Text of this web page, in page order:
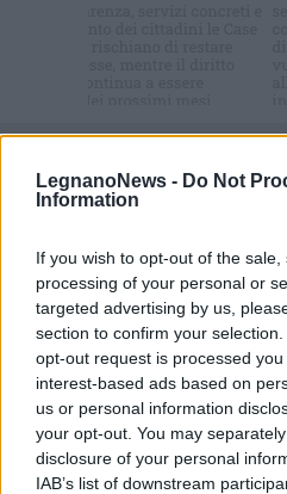
LegnanoNews - Do Not
Information
If you wish to opt-out of the
processing of your personal or
targeted advertising by us,
section to confirm your
opt-out request is processed
interest-based ads based on
us or personal information
your opt-out. You may
disclosure of your personal
IAB’s list of downstream
Accedioregistratiper
commento esprime il pensiero dell'autore
di VareseNews.it, che rimane autonoma
commenti non sono testi giornalistici, ma
possono essere automaticamente
che includano uno o più link a siti esterni
sistema.